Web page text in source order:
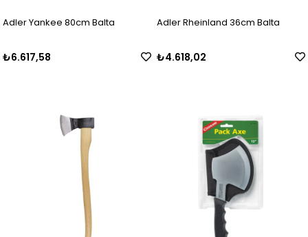
Adler Yankee 80cm Balta
₺6.617,58
Adler Rheinland 36cm Balta
₺4.618,02